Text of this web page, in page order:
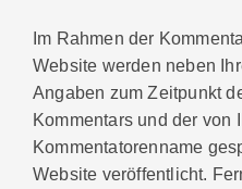
Im Rahmen der
Website werden neben
Angaben zum Zeitpunkt
Kommentars und der von
Kommentatorenname
Website veröffentlicht.